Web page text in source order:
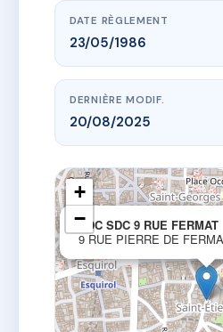
DATE RÈGLEMENT
23/05/1986
DERNIÈRE MODIF.
20/08/2025
SDC SDC 9 RUE FERMAT
9 RUE PIERRE DE
+
−